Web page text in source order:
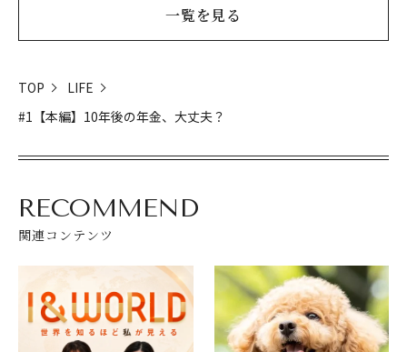
一覧を見る
TOP
LIFE
#1【本編】10年後の年金、大丈夫？
RECOMMEND
関連コンテンツ